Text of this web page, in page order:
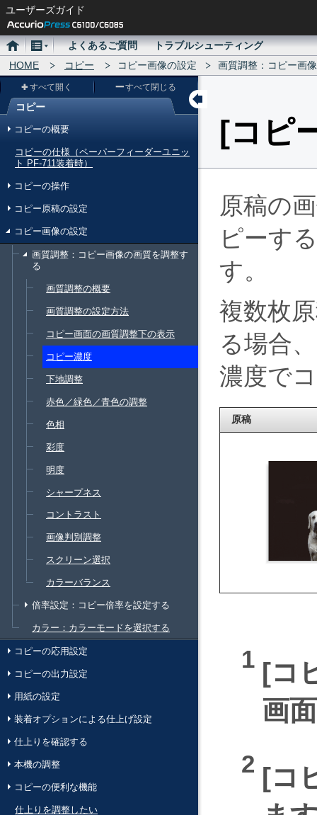
ユーザーズガイド
ホ
ー
メ
ニ
ュ
ー
よくあるご質問
トラブルシューティング
HOME
コピー コピー画像の設定 画質調整：コピー画
メ
ー
コピー
すべて開く すべて閉じる
コピーの概要
コピーの仕様（ペーパーフィーダーユニッ
ト PF-711装着時）
コピーの操作
コピー原稿の設定
コピー画像の設定
画質調整：コピー画像の画質を調整す
る
画質調整の概要
画質調整の設定方法
コピー画面の画質調整下の表示
コピー濃度
下地調整
赤色／緑色／青色の調整
色相
彩度
明度
シャープネス
コントラスト
画像判別調整
スクリーン選択
カラーバランス
倍率設定：コピー倍率を設定する
カラー：カラーモードを選択する
コピーの応用設定
コピーの出力設定
用紙の設定
装着オプションによる仕上げ設定
仕上りを確認する
本機の調整
コピーの便利な機能
仕上りを調整したい
コピ
原稿の
ピーす
す。
複数枚
る場合
濃度で
原稿
コ
画
コ